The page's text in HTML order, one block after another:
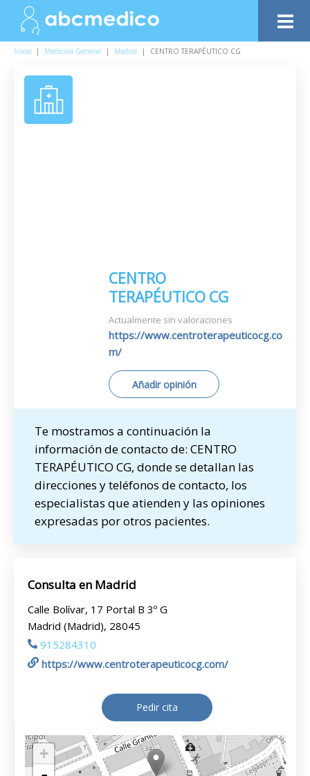
Inicio | Medicina General | Madrid | CENTRO TERAPÉUTICO CG
CENTRO
TERAPÉUTICO CG
Actualmente sin valoraciones
https://www.centroterapeuticocg.co
m/
Añadir opinión
Te mostramos a continuación la
información de contacto de: CENTRO
TERAPÉUTICO CG, donde se detallan las
direcciones y teléfonos de contacto, los
especialistas que atienden y las opiniones
expresadas por otros pacientes.
Consulta en Madrid
Calle Bolívar, 17 Portal B 3º G
Madrid (Madrid), 28045
915284310
https://www.centroterapeuticocg.com/
Pedir cita
+